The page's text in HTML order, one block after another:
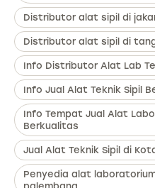
Distributor alat sipil di
Distributor alat sipil di
Info Distributor Alat Lab
Info Jual Alat Teknik Sipil
Info Tempat Jual Alat
Berkualitas
Jual Alat Teknik Sipil di
Penyedia alat